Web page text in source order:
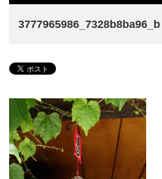
3777965986_7328b8ba96_b